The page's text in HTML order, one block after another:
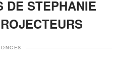
DE STEPHANIE